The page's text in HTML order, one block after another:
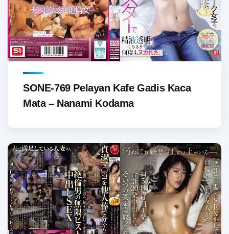
SONE-769 Pelayan Kafe Gadis Kaca
Mata – Nanami Kodama